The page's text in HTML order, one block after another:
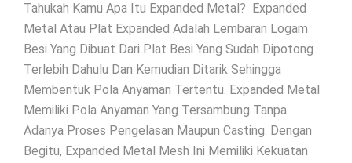
Tahukah Kamu Apa Itu Expanded Metal? Expanded
Metal Atau Plat Expanded Adalah Lembaran Logam
Besi Yang Dibuat Dari Plat Besi Yang Sudah Dipotong
Terlebih Dahulu Dan Kemudian Ditarik Sehingga
Membentuk Pola Anyaman Tertentu. Expanded Metal
Memiliki Pola Anyaman Yang Tersambung Tanpa
Adanya Proses Pengelasan Maupun Casting. Dengan
Begitu, Expanded Metal Mesh Ini Memiliki Kekuatan